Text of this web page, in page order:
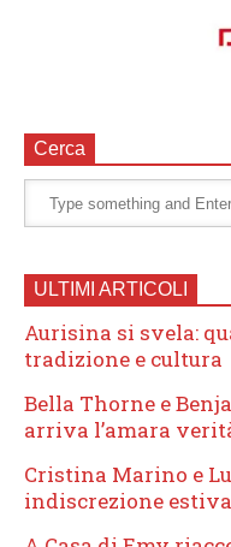
Cerca
ULTIMI ARTICOLI
Aurisina si svela:
tradizione e cultura
Bella Thorne e
arriva l’amara
Cristina Marino e
indiscrezione estiva